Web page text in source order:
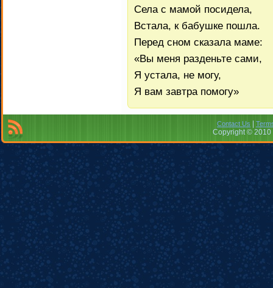
Села с мамой посидела,
Встала, к бабушке пошла.
Перед сном сказала маме:
«Вы меня разденьте сами,
Я устала, не могу,
Я вам завтра помогу»
Contact Us
Copyright ©